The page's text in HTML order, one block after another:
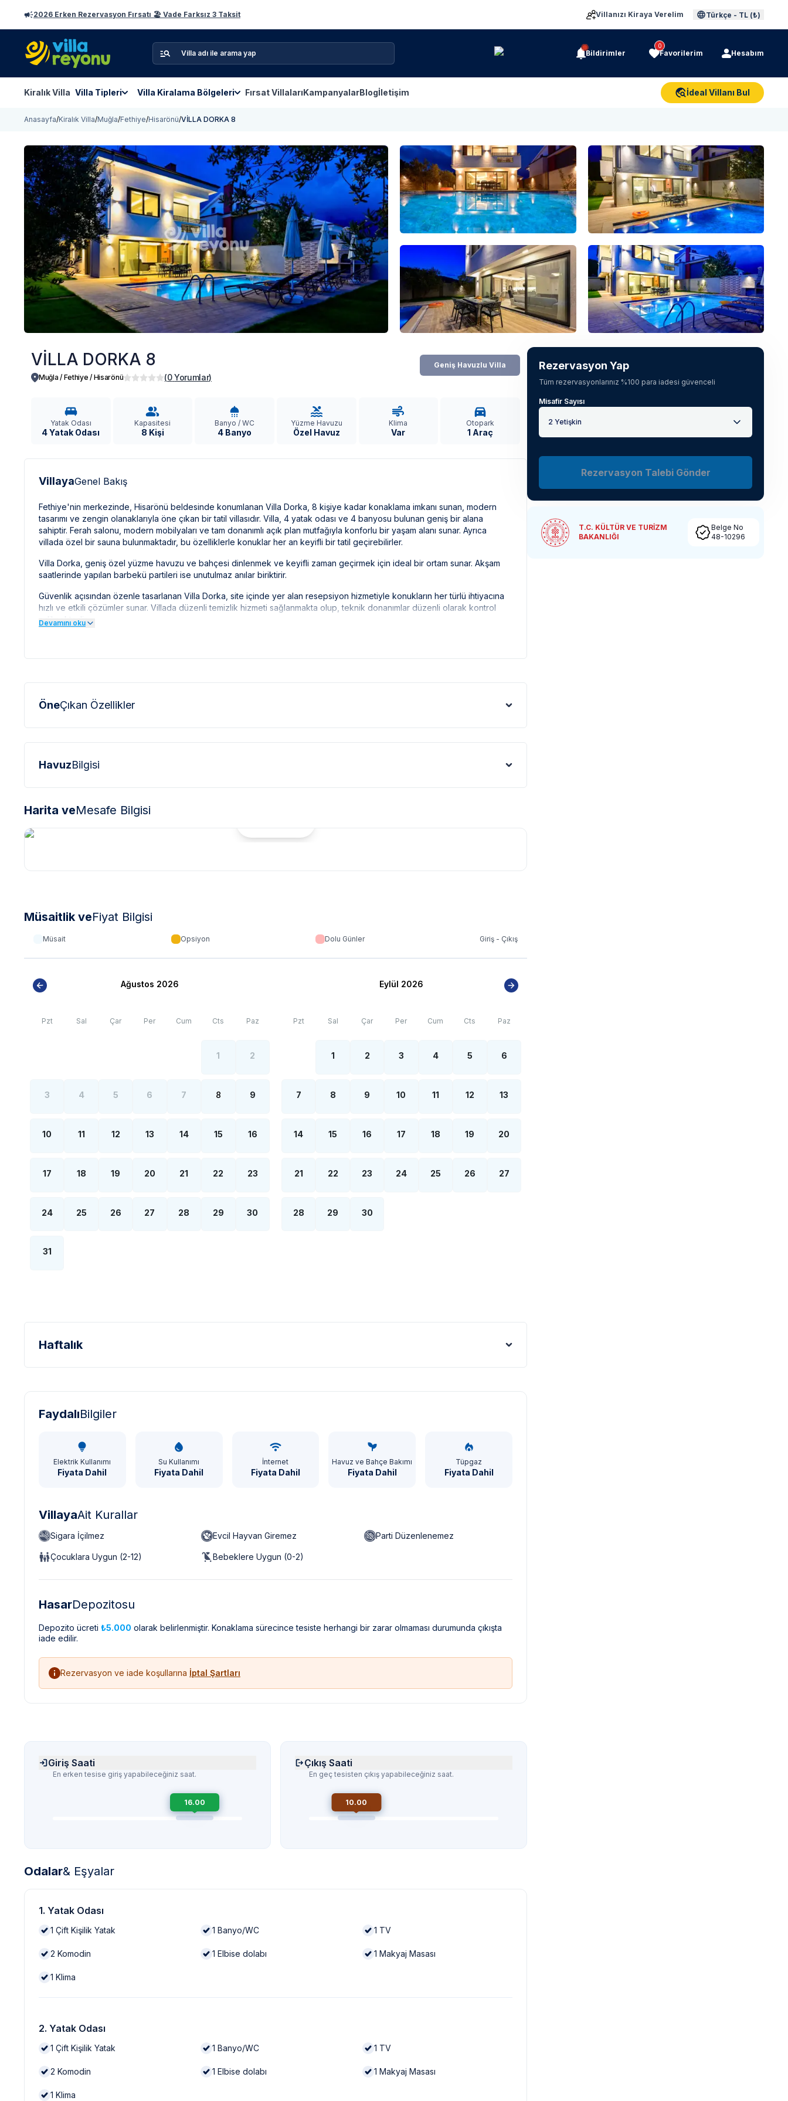
2026 Erken Rezervasyon Fırsatı 🏖️ Vade Farksız 3 Taksit Villanızı Kiraya Verelim Türkçe - TL (₺)
Bildirimler
0
Favorilerim Hesabım
Kiralık Villa Villa Tipleri Villa Kiralama Bölgeleri Fırsat VillalarıKampanyalarBlogİletişim İdeal Villanı Bul
Anasayfa/Kiralık Villa/Muğla/Fethiye/Hisarönü/VİLLA DORKA 8
Tüm fotoğrafları gör
VİLLA DORKA 8
Muğla / Fethiye / Hisarönü (0 Yorumlar)
Geniş Havuzlu Villa
Yatak Odası
4 Yatak Odası
Kapasitesi
8 Kişi
Banyo / WC
4 Banyo
Yüzme Havuzu
Özel Havuz
Klima
Var
Otopark
1 Araç
VillayaGenel Bakış
Fethiye'nin merkezinde, Hisarönü beldesinde konumlanan Villa Dorka, 8 kişiye kadar konaklama imkanı sunan, modern
tasarımı ve zengin olanaklarıyla öne çıkan bir tatil villasıdır. Villa, 4 yatak odası ve 4 banyosu bulunan geniş bir alana
sahiptir. Ferah salonu, modern mobilyaları ve tam donanımlı açık plan mutfağıyla konforlu bir yaşam alanı sunar. Ayrıca
villada özel bir sauna bulunmaktadır, bu özelliklerle konuklar her an keyifli bir tatil geçirebilirler.
Villa Dorka, geniş özel yüzme havuzu ve bahçesi dinlenmek ve keyifli zaman geçirmek için ideal bir ortam sunar. Akşam
saatlerinde yapılan barbekü partileri ise unutulmaz anılar biriktirir.
Güvenlik açısından özenle tasarlanan Villa Dorka, site içinde yer alan resepsiyon hizmetiyle konukların her türlü ihtiyacına
hızlı ve etkili çözümler sunar. Villada düzenli temizlik hizmeti sağlanmakta olup, teknik donanımlar düzenli olarak kontrol
edilmektedir.
özel villa, unutulmaz bir tatil deneyimi yaşamak isteyenler için ideal bir tercihtir.
Villamızda bebek yatağı ve mama sandalyesi mevcuttur.
***VİLLA İLE İLGİLİ KRİTİK BİLGİLER
* Doğa içerisinde bulunan tüm villalarımızda düzenli olarak ilaçlama yapılmaktadır. Ancak yine de çevrede kelebek, böcek,
sinek vb. bulunma ihtimali bulunmaktadır.
*Bu evin resimleri sitemizde yer alan diğer evlerin resimleri gibi görüntüyü ekrana sığdırmak amacıyla, geniş açılı lens ve
profesyonel fotoğraf makinaları ile çekilmektedir. Bu nedenle resimler üzerinde yer alan objeler gerçeğinden daha büyük
olarak görülebilmektedir.
BÖLGE İLE İLGİLİ KRİTİK BİLGİLER
Fethiye bölgesinde özellikle yaz aylarında yoğun nüfus artışı sebebiyle; bölge genelinde nadiren de olsa internet,
Devamını oku
ÖneÇıkan Özellikler
HavuzBilgisi
Harita veMesafe Bilgisi
Müsaitlik veFiyat Bilgisi
Müsait Opsiyon Dolu Günler Giriş - Çıkış
Ağustos 2026
Pzt Sal Çar Per Cum Cts Paz
1 2
3 4 5 6 7 8 9
10 11 12 13 14 15 16
17 18 19 20 21 22 23
24 25 26 27 28 29 30
31
Eylül 2026
Pzt Sal Çar Per Cum Cts Paz
1 2 3 4 5 6
7 8 9 10 11 12 13
14 15 16 17 18 19 20
21 22 23 24 25 26 27
28 29 30
Haftalık
FaydalıBilgiler
Elektrik Kullanımı
Fiyata Dahil
Su Kullanımı
Fiyata Dahil
İnternet
Fiyata Dahil
Havuz ve Bahçe Bakımı
Fiyata Dahil
Tüpgaz
Fiyata Dahil
VillayaAit Kurallar
Sigara İçilmez Evcil Hayvan Giremez Parti Düzenlenemez
Çocuklara Uygun (2-12) Bebeklere Uygun (0-2)
HasarDepozitosu
Depozito ücreti ₺5.000 olarak belirlenmiştir. Konaklama sürecince tesiste herhangi bir zarar olmaması durumunda çıkışta
iade edilir.
Rezervasyon ve iade koşullarına İptal Şartları
Giriş Saati
En erken tesise giriş yapabileceğiniz saat.
16.00
Çıkış Saati
En geç tesisten çıkış yapabileceğiniz saat.
10.00
Odalar& Eşyalar
1. Yatak Odası
1 Çift Kişilik Yatak 1 Banyo/WC 1 TV
2 Komodin 1 Elbise dolabı 1 Makyaj Masası
1 Klima
2. Yatak Odası
1 Çift Kişilik Yatak 1 Banyo/WC 1 TV
2 Komodin 1 Elbise dolabı 1 Makyaj Masası
1 Klima
Rezervasyon Yap
Tüm rezervasyonlarınız %100 para iadesi güvenceli
Misafir Sayısı
2 Yetişkin
Rezervasyon Talebi Gönder
T.C. KÜLTÜR VE TURİZM
BAKANLIĞI
Belge No
48-10296